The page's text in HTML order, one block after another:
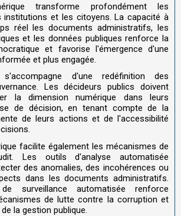
transforme profondément les
institutions et les citoyens. La capacité à
réel les documents administratifs, les
et les données publiques renforce la
et favorise l'émergence d'une
et plus engagée.
d'une redéfinition des
Les décideurs publics doivent
la dimension numérique dans leurs
de décision, en tenant compte de la
de leurs actions et de l'accessibilité
facilite également les mécanismes de
Les outils d'analyse automatisée
des anomalies, des incohérences ou
dans les documents administratifs.
surveillance automatisée renforce
de lutte contre la corruption et
la gestion publique.